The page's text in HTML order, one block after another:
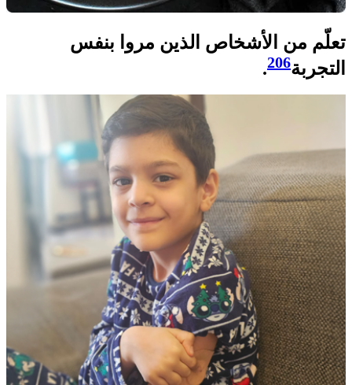
تعلّم من الأشخاص الذين مروا بنفس
التجربة206
.